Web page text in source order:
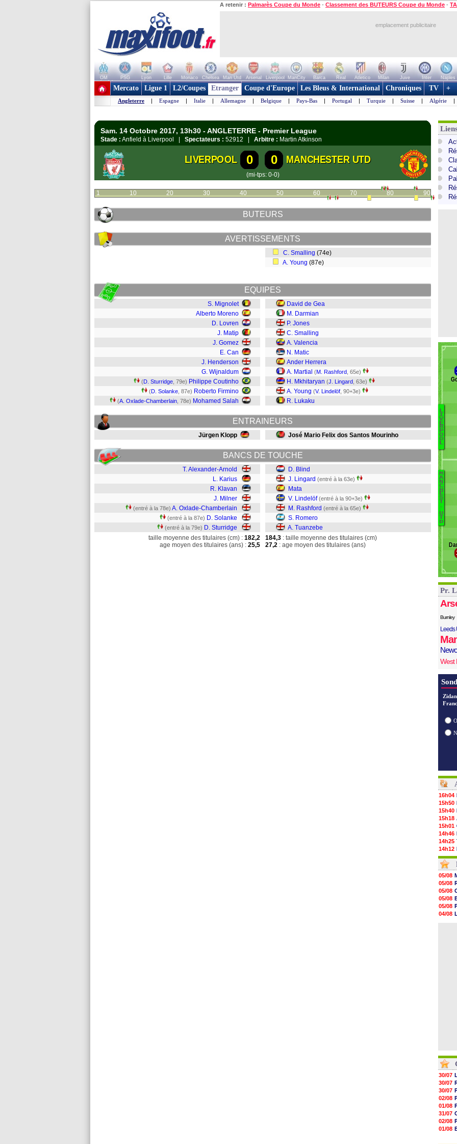
A retenir : Palmarès Coupe du Monde - Classement des BUTEURS Coupe du Monde -
emplacement publicitaire
OM PSG Lyon Lille Monaco Chelsea Man Utd Arsenal Liverpool ManCity Barca Real Atletico Milan Juve Inter Naples
+ de clubs
Mercato Ligue 1 L2/Coupes Etranger Coupe d'Europe Les Bleus & International Chroniques TV +
Angleterre | Espagne | Italie | Allemagne | Belgique | Pays-Bas | Portugal | Turquie | Suisse | Algérie |
Sam. 14 Octobre 2017, 13h30 - ANGLETERRE - Premier League
Stade : Anfield à Liverpool | Spectateurs : 52912 | Arbitre : Martin Atkinson
LIVERPOOL 0 0 MANCHESTER UTD
(mi-tps: 0-0)
1 10 20 30 40 50 60 70 80 90
BUTEURS
AVERTISSEMENTS
C. Smalling (74e)
A. Young (87e)
EQUIPES
S. Mignolet
Alberto Moreno
D. Lovren
J. Matip
J. Gomez
E. Can
J. Henderson
G. Wijnaldum
(D. Sturridge , 79e) Philippe Coutinho
(D. Solanke , 87e) Roberto Firmino
(A. Oxlade-Chamberlain , 78e) Mohamed Salah
David de Gea
M. Darmian
P. Jones
C. Smalling
A. Valencia
N. Matic
Ander Herrera
A. Martial (M. Rashford , 65e)
H. Mkhitaryan (J. Lingard , 63e)
A. Young (V. Lindelöf , 90+3e)
R. Lukaku
ENTRAINEURS
Jürgen Klopp José Mario Felix dos Santos Mourinho
BANCS DE TOUCHE
T. Alexander-Arnold
L. Karius
R. Klavan
J. Milner
(entré à la 78e) A. Oxlade-Chamberlain
(entré à la 87e) D. Solanke
(entré à la 79e) D. Sturridge
D. Blind
J. Lingard (entré à la 63e)
Mata
V. Lindelöf (entré à la 90+3e)
M. Rashford (entré à la 65e)
S. Romero
A. Tuanzebe
taille moyenne des titulaires (cm) : 182,2
age moyen des titulaires (ans) : 25,5
184,3 : taille moyenne des titulaires (cm)
27,2 : age moyen des titulaires (ans)
L
I
V
E
R
P
O
O
L
M
A
N
C
H
E
S
T
.
U
T
D
Pr.
Burnley
Leeds
West
16h04
15h50
15h40
15h18
15h01
14h46
14h25
14h12
13h51
13h29
13h11
12h46
12h28
12h10
11h58
11h35
11h19
05/08
05/08
05/08
05/08
05/08
04/08
30/07
30/07
30/07
02/08
01/08
31/07
02/08
01/08